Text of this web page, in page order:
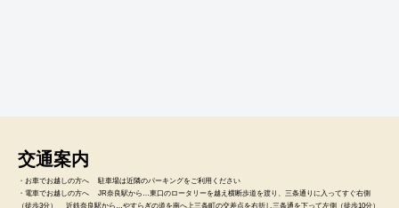
交通案内
・お車でお越しの方へ 駐車場は近隣のパーキングをご利用ください
・電車でお越しの方へ JR奈良駅から…東口のロータリーを越え横断歩道を渡り、三条通りに入ってすぐ右側
（徒歩3分） 近鉄奈良駅から…やすらぎの道を南へ上三条町の交差点を右折し三条通を下って左側（徒歩10分）